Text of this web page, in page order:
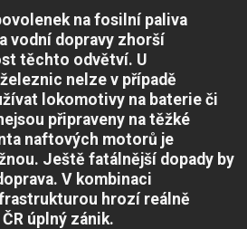
na fosilní paliva
vodní dopravy zhorší
těchto odvětví. U
nelze v případě
lokomotivy na baterie či
připraveny na těžké
naftových motorů je
Ještě fatálnější dopady by
V kombinaci
hrozí reálně
úplný zánik.